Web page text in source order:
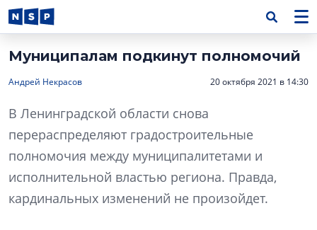
Муниципалам подкинут полномочий
Андрей Некрасов 20 октября 2021 в 14:30
В Ленинградской области снова
перераспределяют градостроительные
полномочия между муниципалитетами и
исполнительной властью региона. Правда,
кардинальных изменений не произойдет.